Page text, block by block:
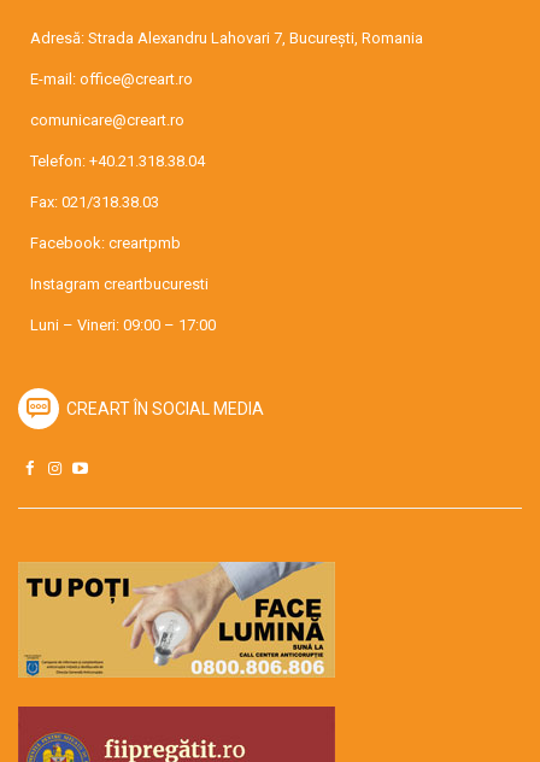
Adresă: Strada Alexandru Lahovari 7, București, Romania
E-mail: office@creart.ro
comunicare@creart.ro
Telefon: +40.21.318.38.04
Fax: 021/318.38.03
Facebook: creartpmb
Instagram creartbucuresti
Luni – Vineri: 09:00 – 17:00
CREART ÎN SOCIAL MEDIA